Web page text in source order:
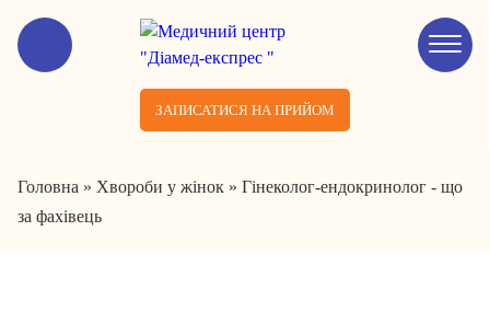
ЗАПИСАТИСЯ НА ПРИЙОМ
Головна » Хвороби у жінок » Гінеколог-ендокринолог - що
за фахівець